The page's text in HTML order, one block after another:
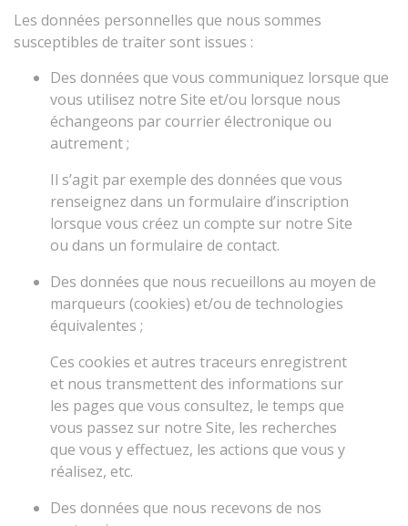
Les données personnelles que nous sommes
susceptibles de traiter sont issues :
Des données que vous communiquez lorsque que
vous utilisez notre Site et/ou lorsque nous
échangeons par courrier électronique ou
autrement ;
Il s’agit par exemple des données que vous
renseignez dans un formulaire d’inscription
lorsque vous créez un compte sur notre Site
ou dans un formulaire de contact.
Des données que nous recueillons au moyen de
marqueurs (cookies) et/ou de technologies
équivalentes ;
Ces cookies et autres traceurs enregistrent
et nous transmettent des informations sur
les pages que vous consultez, le temps que
vous passez sur notre Site, les recherches
que vous y effectuez, les actions que vous y
réalisez, etc.
Des données que nous recevons de nos